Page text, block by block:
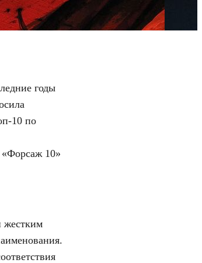
годы
10 по
«Форсаж 10»
жестким